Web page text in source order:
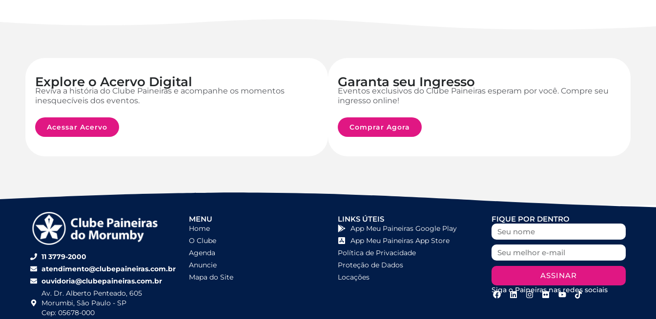
Explore o Acervo Digital
Reviva a história do Clube Paineiras e acompanhe os momentos
inesquecíveis dos eventos.
Acessar Acervo
Garanta seu Ingresso
Eventos exclusivos do Clube Paineiras esperam por você. Compre seu
ingresso online!
Comprar Agora
11 3779-2000
atendimento@clubepaineiras.com.br
ouvidoria@clubepaineiras.com.br
Av. Dr. Alberto Penteado, 605
Morumbi, São Paulo - SP
Cep: 05678-000
MENU
Home
O Clube
Agenda
Anuncie
Mapa do Site
LINKS ÚTEIS
App Meu Paineiras Google Play
App Meu Paineiras App Store
Política de Privacidade
Proteção de Dados
Locações
FIQUE POR DENTRO
ASSINAR
Siga o Paineiras nas redes sociais